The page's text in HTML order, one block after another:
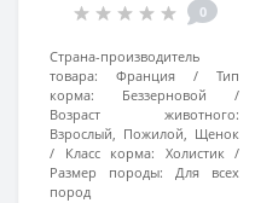
0
Страна-производитель
товара:
Франция
Тип
корма:
Беззерновой
Возраст животного:
Взрослый, Пожилой, Щенок
Класс корма:
Холистик
Размер породы:
Для всех
пород